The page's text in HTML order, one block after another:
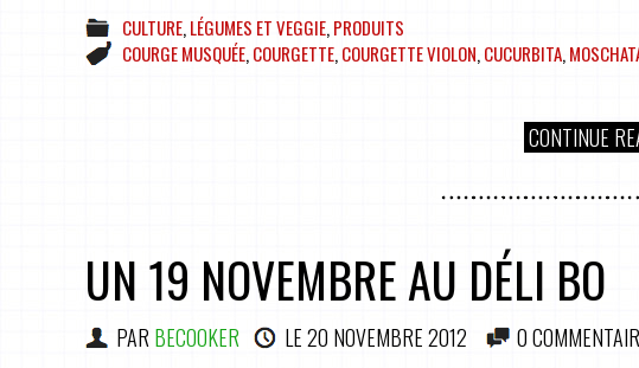
CULTURE,LÉGUMES ET VEGGIE,PRODUITS
COURGE MUSQUÉE,COURGETTE,COURGETTE VIOLON,CUCURBITA,
CONTINUE
UN 19 NOVEMBRE AU DÉLI BO
PAR BECOOKER LE20 NOVEMBRE 2012 0